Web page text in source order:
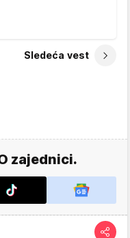
Sledeća vest
zajednici.